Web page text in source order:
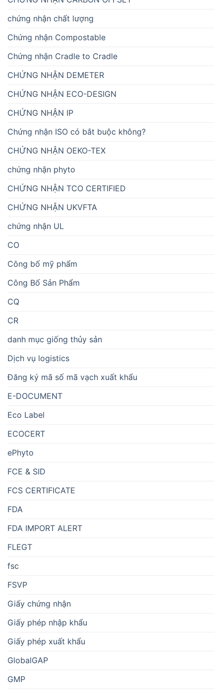
chứng nhận chất lượng
Chứng nhận Compostable
Chứng nhận Cradle to Cradle
CHỨNG NHẬN DEMETER
CHỨNG NHẬN ECO-DESIGN
CHỨNG NHẬN IP
Chứng nhận ISO có bắt buộc không?
CHỨNG NHẬN OEKO-TEX
chứng nhận phyto
CHỨNG NHẬN TCO CERTIFIED
CHỨNG NHẬN UKVFTA
chứng nhận UL
CO
Công bố mỹ phẩm
Công Bố Sản Phẩm
CQ
CR
danh mục giống thủy sản
Dịch vụ logistics
Đăng ký mã số mã vạch xuất khẩu
E-DOCUMENT
Eco Label
ECOCERT
ePhyto
FCE & SID
FCS CERTIFICATE
FDA
FDA IMPORT ALERT
FLEGT
fsc
FSVP
Giấy chứng nhận
Giấy phép nhập khẩu
Giấy phép xuất khẩu
GlobalGAP
GMP